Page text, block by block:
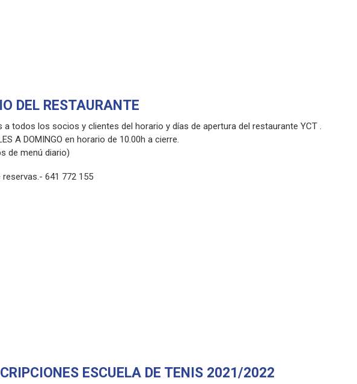
DEL RESTAURANTE
todos los socios y clientes del horario y días de apertura del restaurante YCT .
A DOMINGO en horario de 10.00h a cierre.
de menú diario)
641 772 155
ESCUELA DE TENIS 2021/2022